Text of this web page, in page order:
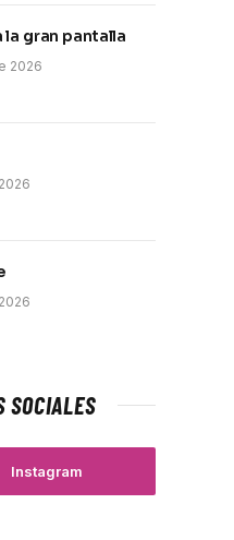
la gran pantalla
2026
SOCIALES
Instagram